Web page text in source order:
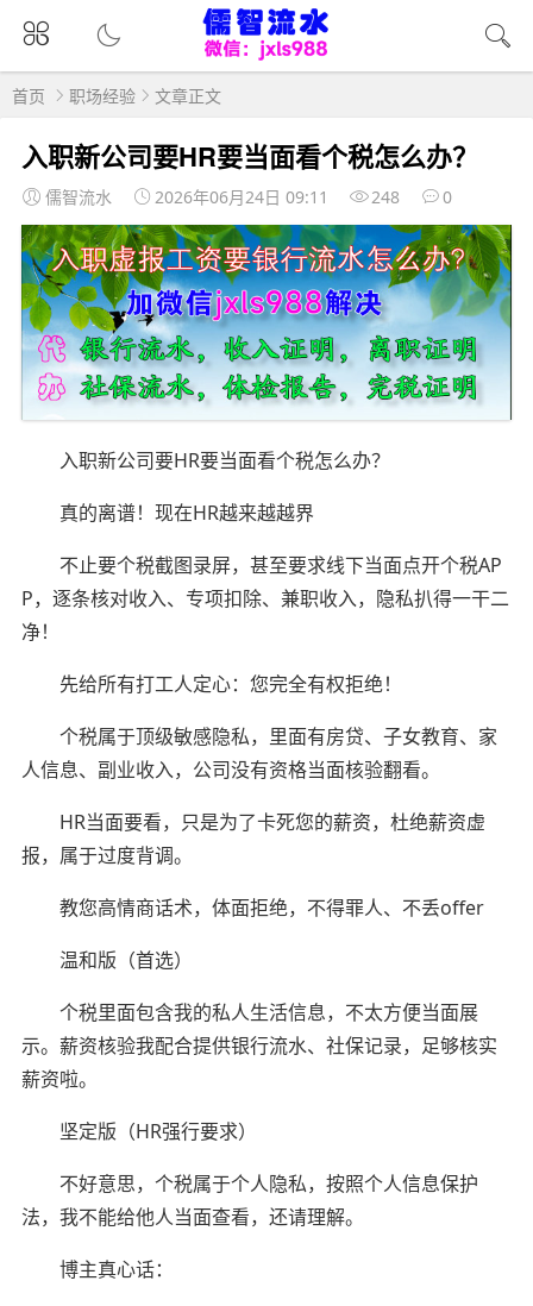
首页 职场经验 文章正文
入职新公司要HR要当面看个税怎么办？
儒智流水 2026年06月24日 09:11 248 0
入职新公司要HR要当面看个税怎么办？
真的离谱！现在HR越来越越界
不止要个税截图录屏，甚至要求线下当面点开个税AP
P，逐条核对收入、专项扣除、兼职收入，隐私扒得一干二
净！
先给所有打工人定心：您完全有权拒绝！
个税属于顶级敏感隐私，里面有房贷、子女教育、家
人信息、副业收入，公司没有资格当面核验翻看。
HR当面要看，只是为了卡死您的薪资，杜绝薪资虚
报，属于过度背调。
教您高情商话术，体面拒绝，不得罪人、不丢offer
温和版（首选）
个税里面包含我的私人生活信息，不太方便当面展
示。薪资核验我配合提供银行流水、社保记录，足够核实
薪资啦。
坚定版（HR强行要求）
不好意思，个税属于个人隐私，按照个人信息保护
法，我不能给他人当面查看，还请理解。
博主真心话：